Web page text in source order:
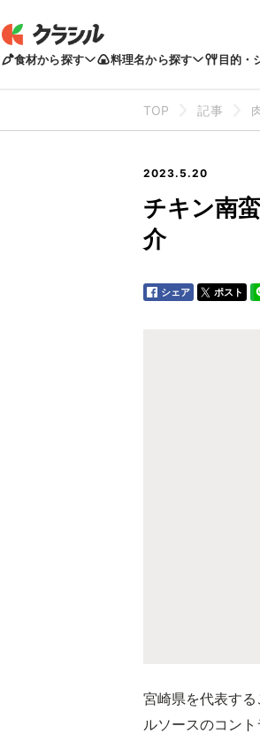
食材から探す 料理名から探す 目的・
TOP 記事
2023.5.20
チキン南
介
シェア ポスト
宮崎県を代表す
ルソースのコン